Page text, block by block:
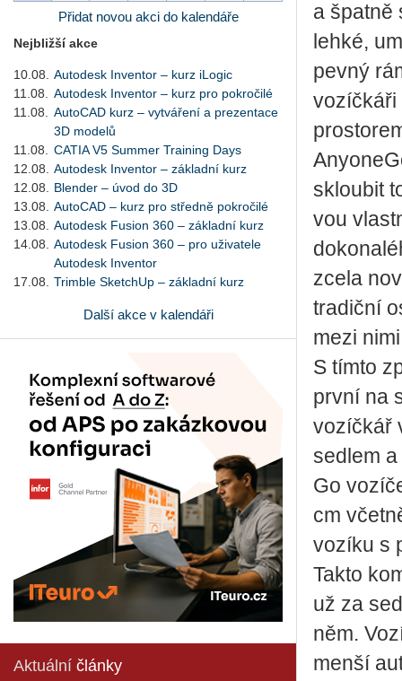
Přidat novou akci do kalendáře
Nejbližší akce
10.08.
Autodesk Inventor – kurz iLogic
11.08.
Autodesk Inventor – kurz pro pokročilé
11.08.
AutoCAD kurz – vytváření a prezentace
3D modelů
11.08.
CATIA V5 Summer Training Days
12.08.
Autodesk Inventor – základní kurz
12.08.
Blender – úvod do 3D
13.08.
AutoCAD – kurz pro středně pokročilé
13.08.
Autodesk Fusion 360 – základní kurz
14.08.
Autodesk Fusion 360 – pro uživatele
Autodesk Inventor
17.08.
Trimble SketchUp – základní kurz
Další akce v kalendáři
Aktuální články
a špat­ně
lehké,
pevný
vo­zíč­ká­ři
sklou­bit
vou
zcela
tra­dič­ní
mezi
S tímto
první na
vo­zíč­kář
sed­lem
Go
cm
vo­zí­ku s
Takto
už za
něm.
menší